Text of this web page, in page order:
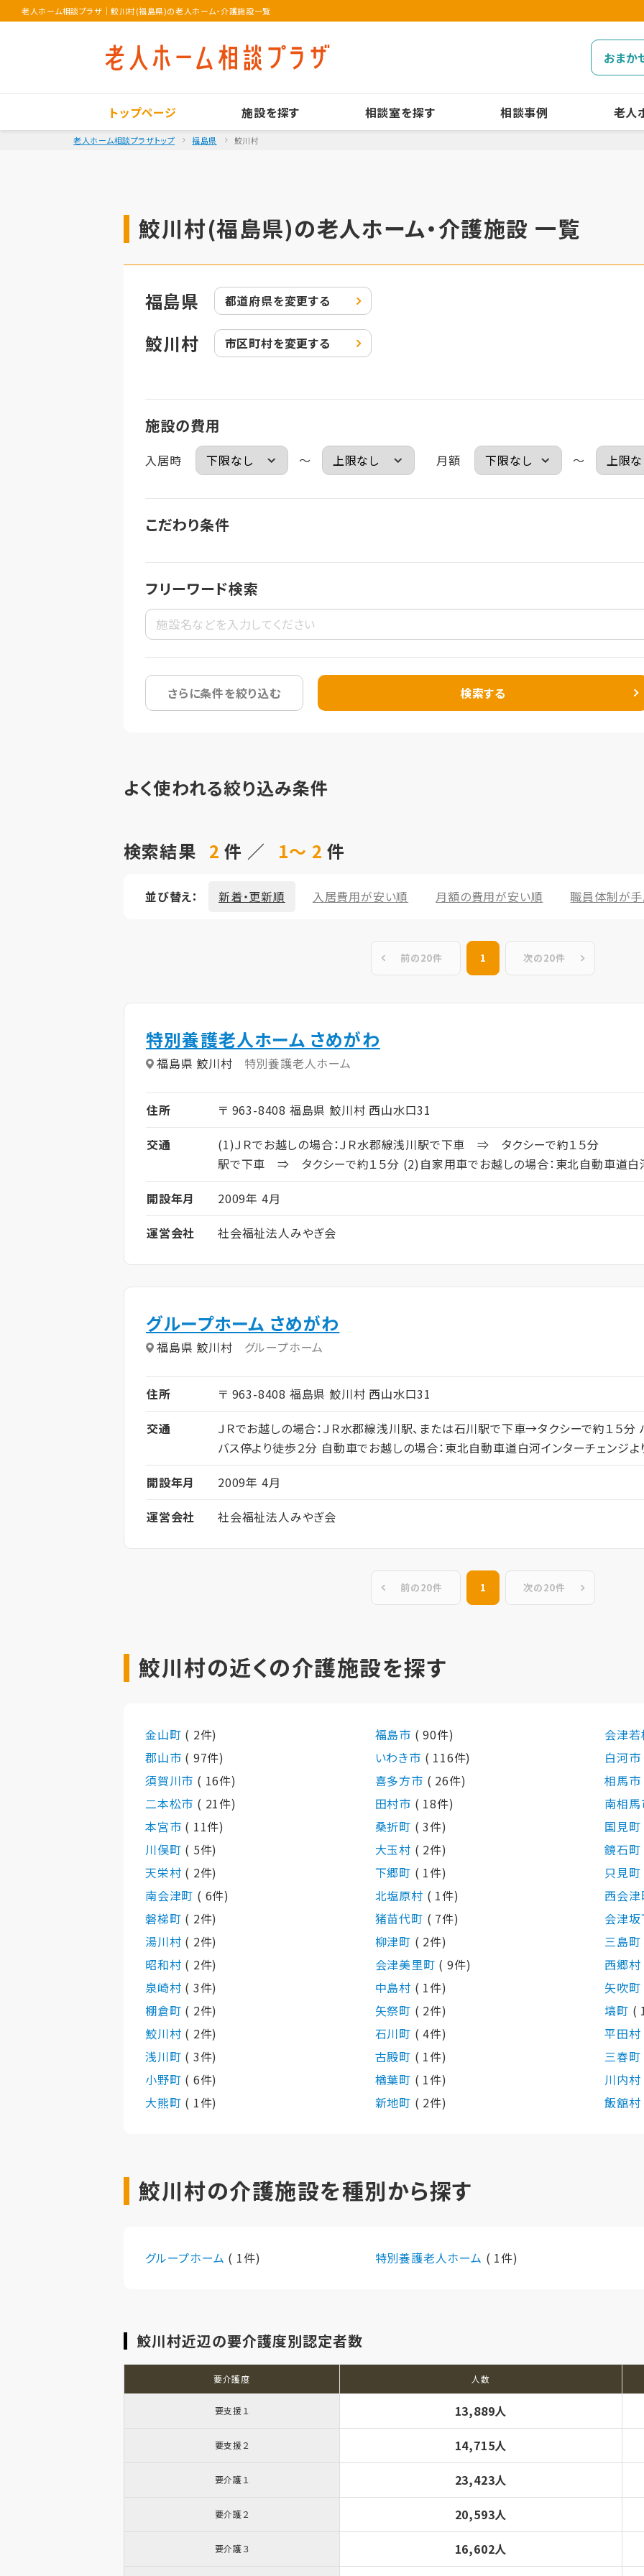
老人ホーム相談プラザ ｜鮫川村(福島県)の老人ホーム・介護施設一覧
おまか
トップページ 施設を探す 相談室を探す 相談事例 老人
老人ホーム相談プラザトップ 福島県 鮫川村
鮫川村(福島県)の老人ホーム・介護施設 一覧
福島県 都道府県を変更する
鮫川村 市区町村を変更する
施設の費用
入居時 ～ 月額 ～
こだわり条件
フリーワード検索
さらに条件を絞り込む 検索する
よく使われる絞り込み条件
検索結果 2件 ／ 1～ 2件
並び替え： 新着・更新順 入居費用が安い順 月額の費用が安い順 職員体制が
前の20件 1 次の20件
特別養護老人ホーム さめがわ
福島県 鮫川村 特別養護老人ホーム
住所
〒 963-8408 福島県 鮫川村 西山水口31
交通
(1)ＪＲでお越しの場合：ＪＲ水郡線浅川駅で下車 ⇒ タクシー
駅で下車 ⇒ タクシーで約１５分 (2)自家用車でお越しの場合：東北自動車道白河Ｉ
開設年月
2009年 4月
運営会社
社会福祉法人みやぎ会
グループホーム さめがわ
福島県 鮫川村 グループホーム
住所
〒 963-8408 福島県 鮫川村 西山水口31
交通
ＪＲでお越しの場合：ＪＲ水郡線浅川駅、または石川駅で下車→タクシーで約１５
バス停より徒歩２分 自動車でお越しの場合：東北自動車道白河インターチェンジよ
開設年月
2009年 4月
運営会社
社会福祉法人みやぎ会
前の20件 1 次の20件
鮫川村の近くの介護施設を探す
金山町 ( 2件) 福島市 ( 90件)
会津
郡山市 ( 97件) いわき市 ( 116件)
白河市
須賀川市 ( 16件) 喜多方市 ( 26件)
相馬市
二本松市 ( 21件) 田村市 ( 18件)
南相
本宮市 ( 11件) 桑折町 ( 3件)
国見町
川俣町 ( 5件) 大玉村 ( 2件)
鏡石町
天栄村 ( 2件) 下郷町 ( 1件)
只見町
南会津町 ( 6件) 北塩原村 ( 1件)
西会
磐梯町 ( 2件) 猪苗代町 ( 7件)
会津
湯川村 ( 2件) 柳津町 ( 2件)
三島町
昭和村 ( 2件) 会津美里町 ( 9件)
西郷村
泉崎村 ( 3件) 中島村 ( 1件)
矢吹町
棚倉町 ( 2件) 矢祭町 ( 2件) 塙町 (
鮫川村 ( 2件) 石川町 ( 4件)
平田村
浅川町 ( 3件) 古殿町 ( 1件)
三春町
小野町 ( 6件) 楢葉町 ( 1件)
川内村
大熊町 ( 1件) 新地町 ( 2件) 飯舘村
鮫川村の介護施設を種別から探す
グループホーム ( 1件) 特別養護老人ホーム ( 1件)
鮫川村近辺の要介護度別認定者数
要介護度 人数
要支援１ 13,889人
要支援２ 14,715人
要介護１ 23,423人
要介護２ 20,593人
要介護３
16,602人